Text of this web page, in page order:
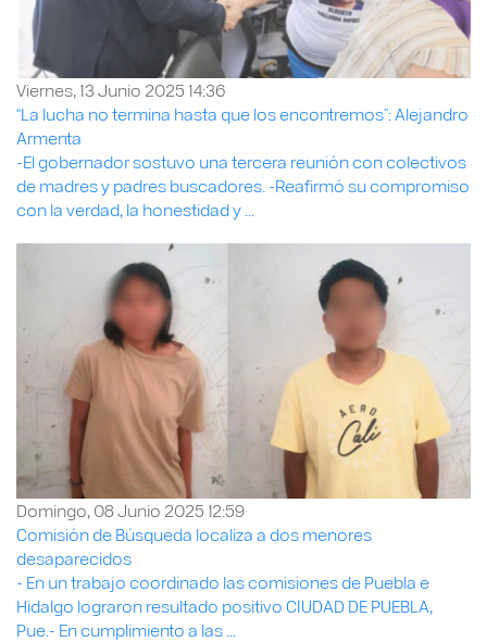
Viernes, 13 Junio 2025 14:36
“La lucha no termina hasta que los encontremos”: Alejandro
Armenta
-El gobernador sostuvo una tercera reunión con colectivos
de madres y padres buscadores. -Reafirmó su compromiso
con la verdad, la honestidad y ...
Domingo, 08 Junio 2025 12:59
Comisión de Búsqueda localiza a dos menores
desaparecidos
- En un trabajo coordinado las comisiones de Puebla e
Hidalgo lograron resultado positivo CIUDAD DE PUEBLA,
Pue.- En cumplimiento a las ...